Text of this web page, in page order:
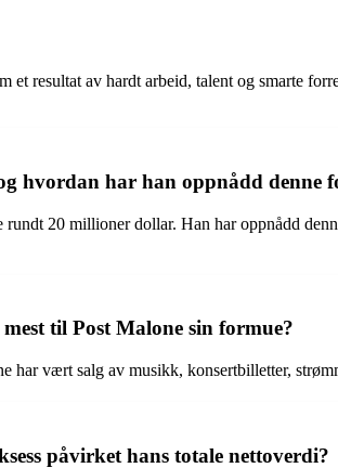
et resultat av hardt arbeid, talent og smarte
hvordan har han oppnådd denne
20 millioner dollar. Han har oppnådd
til Post Malone sin formue?
har vært salg av musikk, konsertbilletter,
påvirket hans totale nettoverdi?